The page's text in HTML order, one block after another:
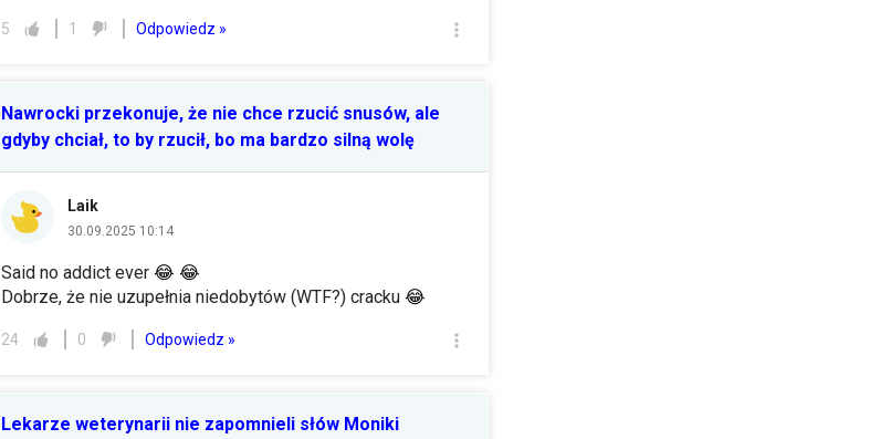
5 1 Odpowiedz »
Nawrocki przekonuje, że nie chce rzucić snusów, ale
gdyby chciał, to by rzucił, bo ma bardzo silną wolę
Laik
30.09.2025 10:14
Said no addict ever 😂 😂
Dobrze, że nie uzupełnia niedobytów (WTF?) cracku 😂
24 0 Odpowiedz »
Lekarze weterynarii nie zapomnieli słów Moniki